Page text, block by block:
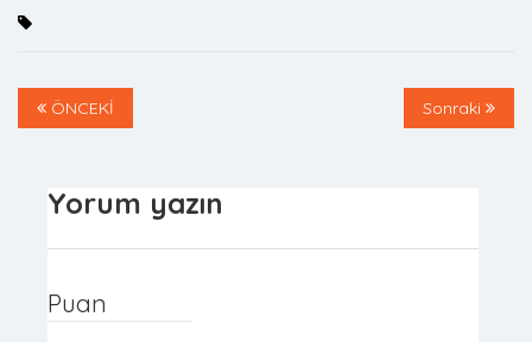
ÖNCEKİ Sonraki
Yorum yazın
Puan